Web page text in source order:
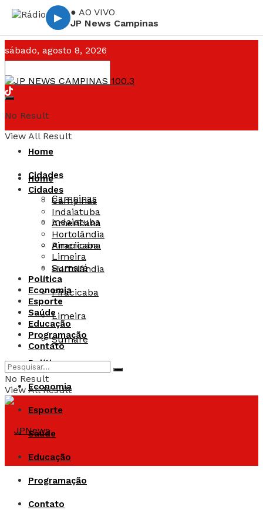
▶
● AO VIVO
JP News Campinas
sábado, agosto 8, 2026
No Result
View All Result
Home
Cidades
Campinas
Indaiatuba
Americana
Hortolândia
Piracicaba
Limeira
Sumaré
Política
Economia
Esporte
Saúde
Educação
Programação
Contato
Home
Cidades
Campinas
Indaiatuba
Americana
Hortolândia
Piracicaba
Limeira
Sumaré
Política
Economia
Esporte
Saúde
Educação
Programação
Contato
No Result
View All Result